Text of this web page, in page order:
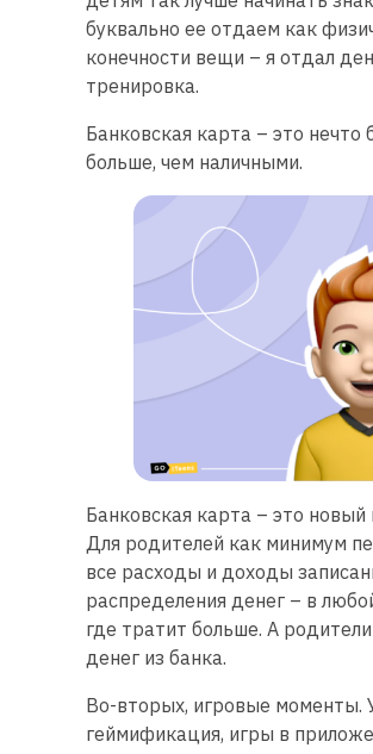
буквально ее отдаем как
конечности вещи – я отдал
тренировка.
Банковская карта – это
больше, чем наличными.
Банковская карта – это
Для родителей как минимум
все расходы и доходы
распределения денег – в
где тратит больше. А
денег из банка.
Во-вторых, игровые моменты.
геймификация, игры в